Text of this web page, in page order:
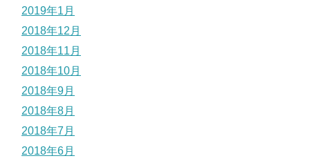
2019年1月
2018年12月
2018年11月
2018年10月
2018年9月
2018年8月
2018年7月
2018年6月